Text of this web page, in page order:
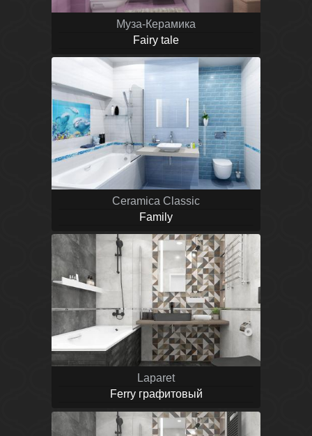
Муза-Керамика
Fairy tale
Ceramica Classic
Family
Laparet
Ferry графитовый